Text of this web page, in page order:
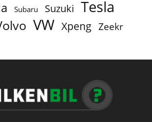
Subaru Suzuki Tesla
VW Xpeng Zeekr